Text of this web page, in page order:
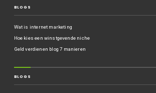
BLOGS
Wat is internet marketing
Hoe kies een winstgevende niche
Geld verdienen blog 7 manieren
BLOGS